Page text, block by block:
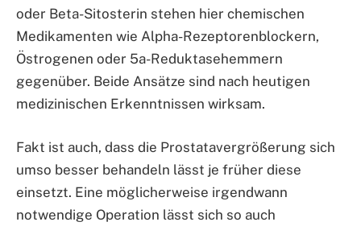
oder Beta-Sitosterin stehen hier chemischen
Medikamenten wie Alpha-Rezeptorenblockern,
Östrogenen oder 5a-Reduktasehemmern
gegenüber. Beide Ansätze sind nach heutigen
medizinischen Erkenntnissen wirksam.
Fakt ist auch, dass die Prostatavergrößerung sich
umso besser behandeln lässt je früher diese
einsetzt. Eine möglicherweise irgendwann
notwendige Operation lässt sich so auch